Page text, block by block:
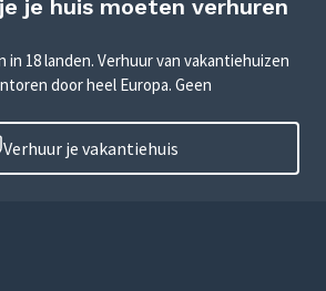
je huis moeten verhuren
in 18 landen. Verhuur van vakantiehuizen
door heel Europa. Geen
Verhuur je vakantiehuis